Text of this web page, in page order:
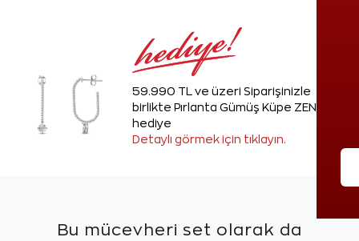
59.990 TL ve üzeri Siparişinizle
birlikte Pırlanta Gümüş Küpe ZEN'den
hediye
Detaylı görmek için tıklayın.
Bu mücevheri set olarak da